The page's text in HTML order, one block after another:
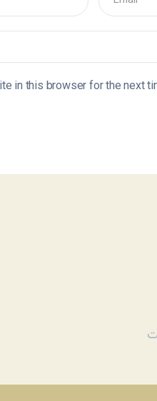
in this browser for the next